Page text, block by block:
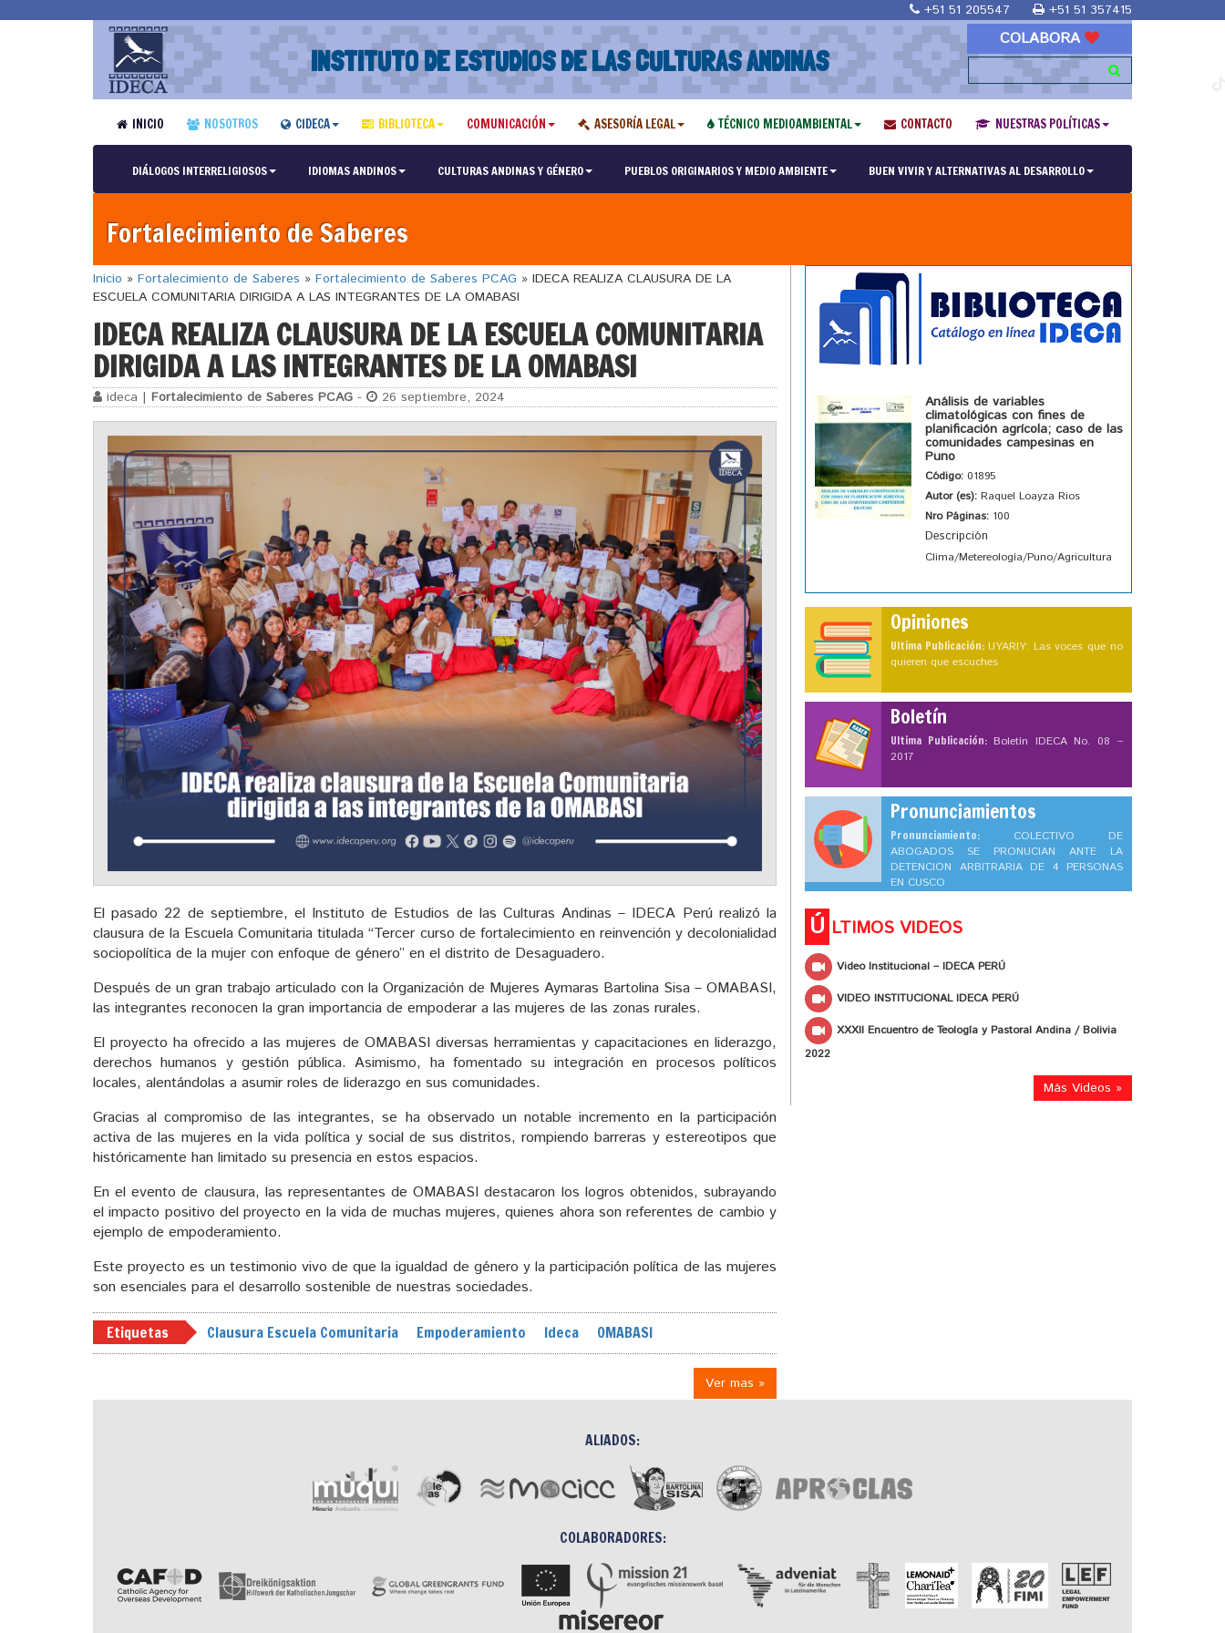
+51 51 205547 +51 51 357415
INSTITUTO DE ESTUDIOS DE LAS CULTURAS ANDINAS
COLABORA
INICIO NOSOTROS CIDECA BIBLIOTECA COMUNICACIÓN ASESORÍA LEGAL TÉCNICO MEDIOAMBIENTAL CONTACTO NUESTRAS POLÍTICAS
DIÁLOGOS INTERRELIGIOSOS IDIOMAS ANDINOS CULTURAS ANDINAS Y GÉNERO PUEBLOS ORIGINARIOS Y MEDIO AMBIENTE BUEN VIVIR Y ALTERNATIVAS AL DESARROLLO
Fortalecimiento de Saberes
Inicio » Fortalecimiento de Saberes » Fortalecimiento de Saberes PCAG » IDECA REALIZA CLAUSURA DE LA
ESCUELA COMUNITARIA DIRIGIDA A LAS INTEGRANTES DE LA OMABASI
IDECA REALIZA CLAUSURA DE LA ESCUELA COMUNITARIA
DIRIGIDA A LAS INTEGRANTES DE LA OMABASI
ideca | Fortalecimiento de Saberes PCAG - 26 septiembre, 2024
El pasado 22 de septiembre, el Instituto de Estudios de las Culturas Andinas – IDECA Perú realizó la
clausura de la Escuela Comunitaria titulada “Tercer curso de fortalecimiento en reinvención y decolonialidad
sociopolítica de la mujer con enfoque de género” en el distrito de Desaguadero.
Después de un gran trabajo articulado con la Organización de Mujeres Aymaras Bartolina Sisa – OMABASI,
las integrantes reconocen la gran importancia de empoderar a las mujeres de las zonas rurales.
El proyecto ha ofrecido a las mujeres de OMABASI diversas herramientas y capacitaciones en liderazgo,
derechos humanos y gestión pública. Asimismo, ha fomentado su integración en procesos políticos
locales, alentándolas a asumir roles de liderazgo en sus comunidades.
Gracias al compromiso de las integrantes, se ha observado un notable incremento en la participación
activa de las mujeres en la vida política y social de sus distritos, rompiendo barreras y estereotipos que
históricamente han limitado su presencia en estos espacios.
En el evento de clausura, las representantes de OMABASI destacaron los logros obtenidos, subrayando
el impacto positivo del proyecto en la vida de muchas mujeres, quienes ahora son referentes de cambio y
ejemplo de empoderamiento.
Este proyecto es un testimonio vivo de que la igualdad de género y la participación política de las mujeres
son esenciales para el desarrollo sostenible de nuestras sociedades.
Etiquetas Clausura Escuela Comunitaria Empoderamiento Ideca OMABASI
Ver mas »
Análisis de variables
climatológicas con fines de
planificación agrícola; caso de las
comunidades campesinas en
Puno
Código: 01895
Autor (es): Raquel Loayza Rios
Nro Páginas: 100
Descripción
Clima/Metereología/Puno/Agricultura
Opiniones
Ultima Publicación: UYARIY: Las voces que no
quieren que escuches
Boletín
Ultima Publicación: Boletín IDECA No. 08 –
2017
Pronunciamientos
Pronunciamiento: COLECTIVO DE
ABOGADOS SE PRONUCIAN ANTE LA
DETENCION ARBITRARIA DE 4 PERSONAS
EN CUSCO
Ú LTIMOS VIDEOS
Video Institucional – IDECA PERÚ
VIDEO INSTITUCIONAL IDECA PERÚ
XXXII Encuentro de Teología y Pastoral Andina / Bolivia
2022
Más Videos »
ALIADOS:
COLABORADORES: